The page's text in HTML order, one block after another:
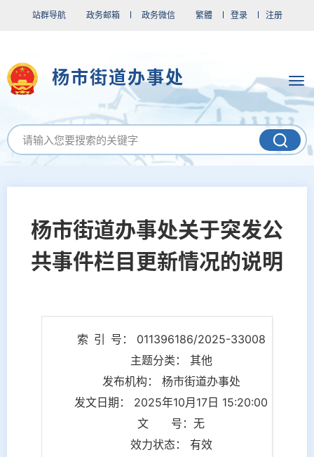
站群导航 政务邮箱 政务微信 繁體 登录 注册
杨市街道办事处
杨市街道办事处关于突发公
共事件栏目更新情况的说明
索 引 号： 011396186/2025-33008
主题分类： 其他
发布机构： 杨市街道办事处
发文日期： 2025年10月17日 15:20:00
文 号：无
效力状态： 有效